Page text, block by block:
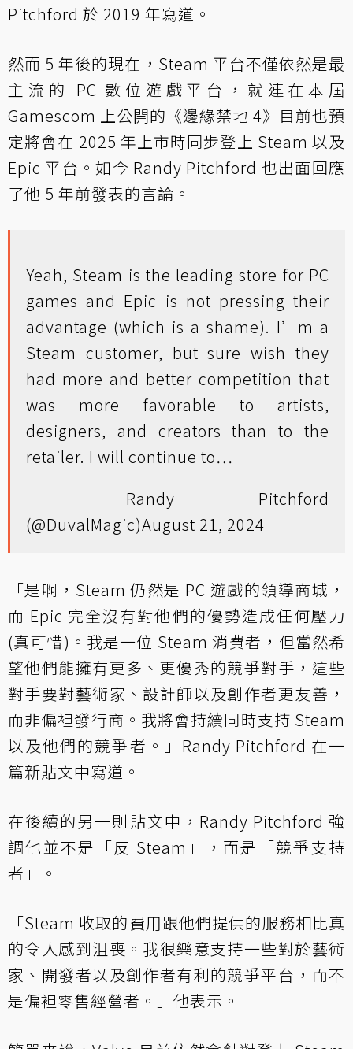
Pitchford 於 2019 年寫道。
然而 5 年後的現在，Steam 平台不僅依然是最
主流的 PC 數位遊戲平台，就連在本屆
Gamescom 上公開的《邊緣禁地 4》目前也預
定將會在 2025 年上市時同步登上 Steam 以及
Epic 平台。如今 Randy Pitchford 也出面回應
了他 5 年前發表的言論。
Yeah, Steam is the leading store for PC
games and Epic is not pressing their
advantage (which is a shame). I’m a
Steam customer, but sure wish they
had more and better competition that
was more favorable to artists,
designers, and creators than to the
retailer. I will continue to…
— Randy Pitchford
(@DuvalMagic)August 21, 2024
「是啊，Steam 仍然是 PC 遊戲的領導商城，
而 Epic 完全沒有對他們的優勢造成任何壓力
(真可惜)。我是一位 Steam 消費者，但當然希
望他們能擁有更多、更優秀的競爭對手，這些
對手要對藝術家、設計師以及創作者更友善，
而非偏袒發行商。我將會持續同時支持 Steam
以及他們的競爭者。」Randy Pitchford 在一
篇新貼文中寫道。
在後續的另一則貼文中，Randy Pitchford 強
調他並不是「反 Steam」，而是「競爭支持
者」。
「Steam 收取的費用跟他們提供的服務相比真
的令人感到沮喪。我很樂意支持一些對於藝術
家、開發者以及創作者有利的競爭平台，而不
是偏袒零售經營者。」他表示。